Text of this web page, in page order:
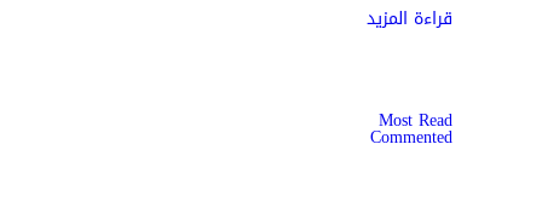
قراءة المزيد
Most Read
Commented